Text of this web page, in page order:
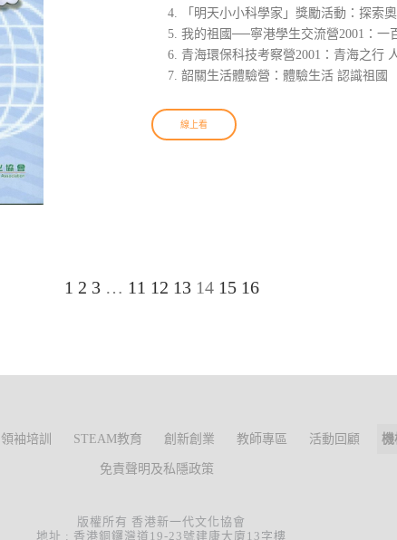
「明天小小科學家」獎勵活動：探索
我的祖國──寧港學生交流營2001：一
青海環保科技考察營2001：青海之行
韶關生活體驗營：體驗生活 認識祖國
線上看
1 2 3 … 11 12 13 14 15 16
領袖培訓 STEAM教育 創新創業 教師專區 活動回顧 機
免責聲明及私隱政策
版權所有 香港新一代文化協會
地址 : 香港銅鑼灣道19-23號建康大廈13字樓